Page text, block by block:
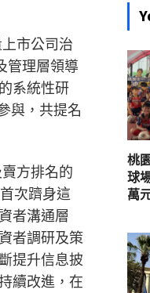
市公司治
管理層領導
系統性研
與，共提名
方排名的
次躋身這
者溝通層
者調研及策
提升信息披
續改進，在
桃
球
萬